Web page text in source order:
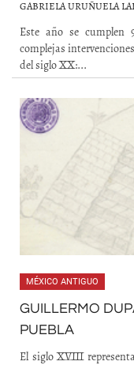
GABRIELA URUÑUELA
Este año se cumplen
complejas
del siglo XX:...
MÉXICO ANTIGUO
GUILLERMO
PUEBLA
El siglo XVIII